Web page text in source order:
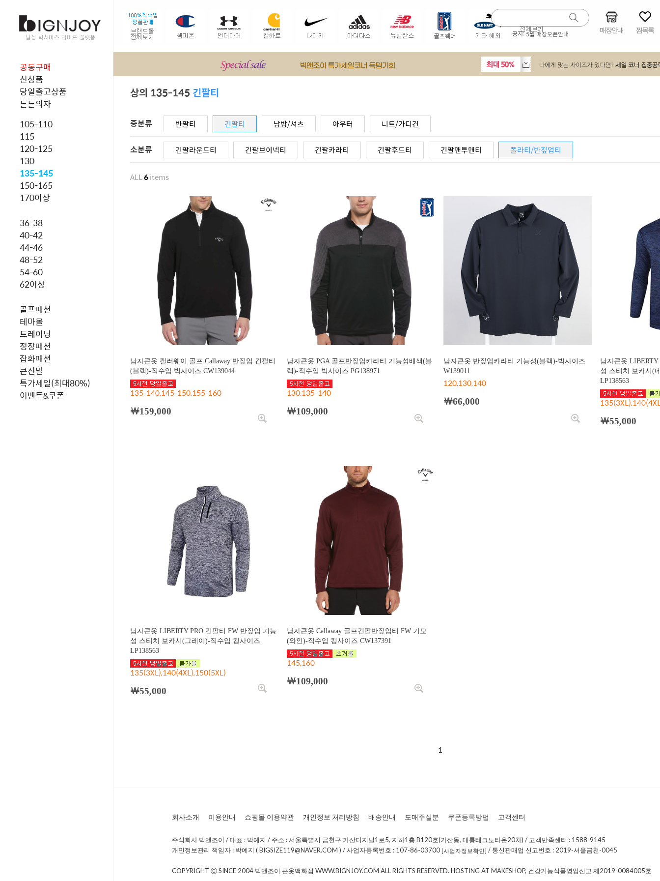
공지:5월 매장오픈안내 매장안내 찜목록
공동구매
신상품
당일출고상품
튼튼의자
105-110
115
120-125
130
135-145
150-165
170이상
36-38
40-42
44-46
48-52
54-60
62이상
골프패션
테마몰
트레이닝
정장패션
잡화패션
큰신발
특가세일(최대80%)
이벤트&쿠폰
상의 135-145 긴팔티
중분류 반팔티 긴팔티 남방/셔츠 아우터 니트/가디건
소분류 긴팔라운드티 긴팔브이넥티 긴팔카라티 긴팔후드티 긴팔맨투맨티 폴라티/반짚업티
ALL6items
남자큰옷 캘러웨이 골프 Callaway 반짚업 긴팔티
(블랙)-직수입 빅사이즈 CW139044
135-140,145-150,155-160
￦159,000
남자큰옷 PGA 골프반짚업카라티 기능성배색(블
랙)-직수입 빅사이즈 PG138971
130,135-140
￦109,000
남자큰옷 반짚업카라티 기능성(블랙)-빅사이즈
W139011
120,130,140
￦66,000
남자큰옷
성 스티치 보카시(
LP138563
￦55,000
남자큰옷 LIBERTY PRO 긴팔티 FW 반짚업 기능
성 스티치 보카시(그레이)-직수입 킹사이즈
LP138563
135(3XL),140(4XL),150(5XL)
￦55,000
남자큰옷 Callaway 골프긴팔반짚업티 FW 기모
(와인)-직수입 킹사이즈 CW137391
145,160
￦109,000
1
회사소개 이용안내 쇼핑몰 이용약관 개인정보 처리방침 배송안내 도매주실분 쿠폰등록방법 고객센터
주식회사 빅앤조이 / 대표 : 박예지 / 주소 : 서울특별시 금천구 가산디지털1로5, 지하1층 B120호(가산동, 대륭테크노타운20차) / 고객만족센터 : 1588-9145
개인정보관리 책임자 : 박예지 ( BIGSIZE119@NAVER.COM ) / 사업자등록번호 : 107-86-03700 [사업자정보확인] / 통신판매업 신고번호 : 2019-서울금천-0045
COPYRIGHT Ⓒ SINCE 2004 빅앤조이 큰옷백화점 WWW.BIGNJOY.COM ALL RIGHTS RESERVED. HOSTING AT MAKESHOP, 건강기능식품영업신고 제2019-0084005호